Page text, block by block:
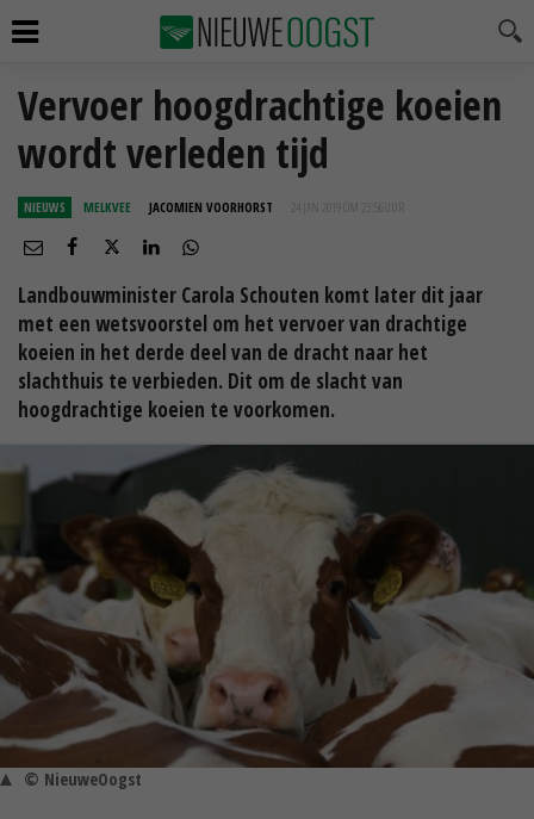
Vervoer hoogdrachtige koeien
wordt verleden tijd
NIEUWS MELKVEE JACOMIEN VOORHORST 24 JAN 2019 OM 23:56
Landbouwminister Carola Schouten komt later dit jaar
met een wetsvoorstel om het vervoer van drachtige
koeien in het derde deel van de dracht naar het
slachthuis te verbieden. Dit om de slacht van
hoogdrachtige koeien te voorkomen.
© NieuweOogst